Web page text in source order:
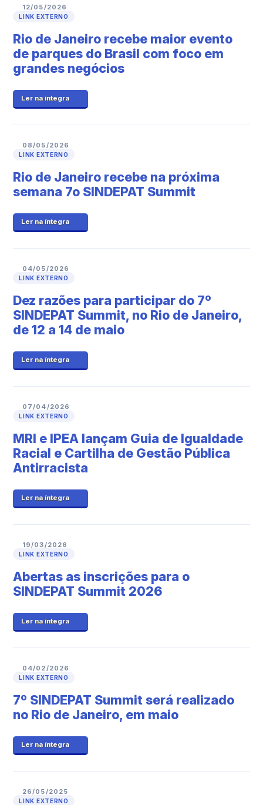
12/05/2026
LINK EXTERNO
Rio de Janeiro recebe maior evento
de parques do Brasil com foco em
grandes negócios
Ler na íntegra
08/05/2026
LINK EXTERNO
Rio de Janeiro recebe na próxima
semana 7o SINDEPAT Summit
Ler na íntegra
04/05/2026
LINK EXTERNO
Dez razões para participar do 7º
SINDEPAT Summit, no Rio de Janeiro,
de 12 a 14 de maio
Ler na íntegra
07/04/2026
LINK EXTERNO
MRI e IPEA lançam Guia de Igualdade
Racial e Cartilha de Gestão Pública
Antirracista
Ler na íntegra
19/03/2026
LINK EXTERNO
Abertas as inscrições para o
SINDEPAT Summit 2026
Ler na íntegra
04/02/2026
LINK EXTERNO
7º SINDEPAT Summit será realizado
no Rio de Janeiro, em maio
Ler na íntegra
26/05/2025
LINK EXTERNO